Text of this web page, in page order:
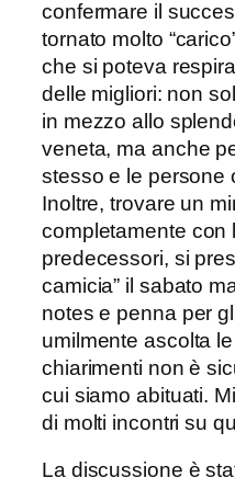
confermare il
tornato molto
che si poteva
delle migliori: non
in mezzo allo
veneta, ma anche
stesso e le persone
Inoltre, trovare un
completamente con
predecessori, si
camicia” il sabato
notes e penna per
umilmente ascolta
chiarimenti non è
cui siamo abituati.
di molti incontri su
La discussione è